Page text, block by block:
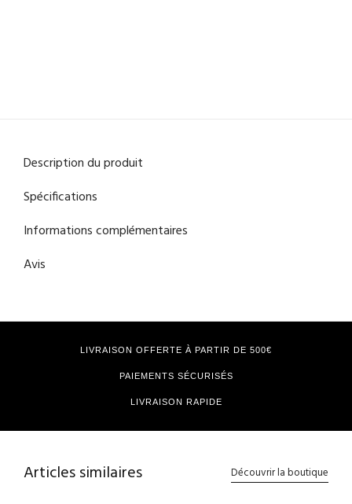
Description du produit
Spécifications
Informations complémentaires
Avis
LIVRAISON OFFERTE À PARTIR DE 500€
PAIEMENTS SÉCURISÉS
LIVRAISON RAPIDE
Articles similaires Découvrir la boutique